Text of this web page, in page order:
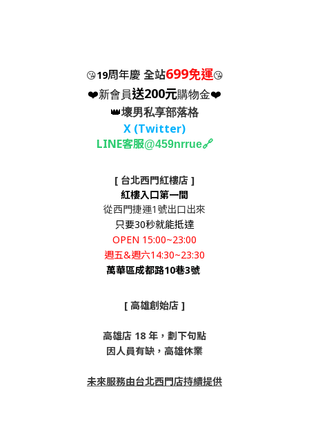
😘19周年慶 全站699免運😘
❤️新會員送200元購物金❤️
👑壞男私享部落格
X (Twitter)
LINE客服@459nrrue🔗
[ 台北西門紅樓店 ]
紅樓入口第一間
從西門捷運1號出口出來
只要30秒就能抵達
OPEN 15:00~23:00
週五&週六14:30~23:30
萬華區成都路10巷3號
[ 高雄創始店 ]
高雄店 18 年，劃下句點
因人員有缺，高雄休業
未來服務由台北西門店持續提供